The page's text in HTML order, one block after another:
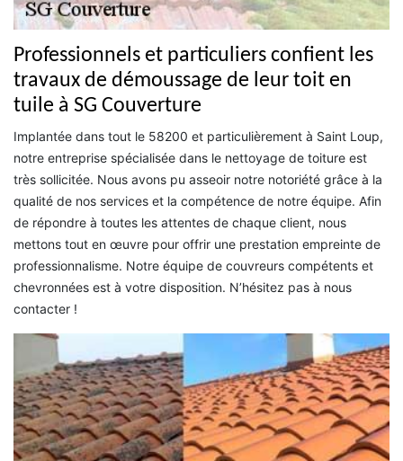
Professionnels et particuliers confient les
travaux de démoussage de leur toit en
tuile à SG Couverture
Implantée dans tout le 58200 et particulièrement à Saint Loup,
notre entreprise spécialisée dans le nettoyage de toiture est
très sollicitée. Nous avons pu asseoir notre notoriété grâce à la
qualité de nos services et la compétence de notre équipe. Afin
de répondre à toutes les attentes de chaque client, nous
mettons tout en œuvre pour offrir une prestation empreinte de
professionnalisme. Notre équipe de couvreurs compétents et
chevronnées est à votre disposition. N’hésitez pas à nous
contacter !